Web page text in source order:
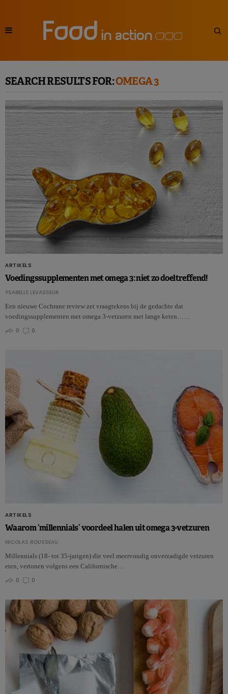
SEARCH RESULTS FOR:OMEGA 3
ARTIKELS
Voedingssupplementen met omega 3: niet zo doeltreffend!
YSABELLE LEVASSEUR
Een nieuwe Cochrane review zet vraagtekens bij de gedachte dat
voedingssupplementen met omega 3-vetzuren met lange keten……
0
0
ARTIKELS
Waarom ‘millennials’ voordeel halen uit omega 3-vetzuren
NICOLAS ROUSSEAU
Millennials (18- tot 35-jarigen) die veel meervoudig onverzadigde vetzuren
eten, vertonen volgens een Californische…
0
0